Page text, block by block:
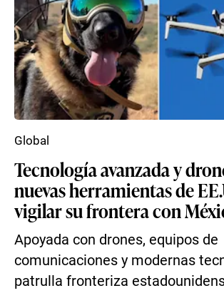
Tecnología avanzada y
nuevas herramientas de
vigilar su frontera con
Apoyada con drones, equipos de
comunicaciones y modernas
patrulla fronteriza
Global